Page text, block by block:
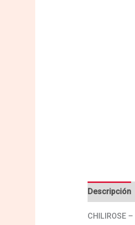
Descripción
CHILIROSE